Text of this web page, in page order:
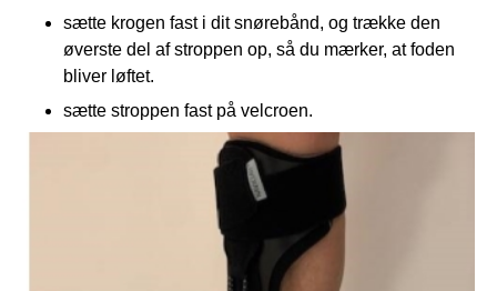
sætte krogen fast i dit snørebånd, og trække den
øverste del af stroppen op, så du mærker, at foden
bliver løftet.
sætte stroppen fast på velcroen.